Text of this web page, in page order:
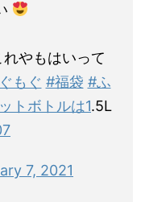
やもはいって
もぐ #福袋 #ふ
トボトルは1.5L
7, 2021